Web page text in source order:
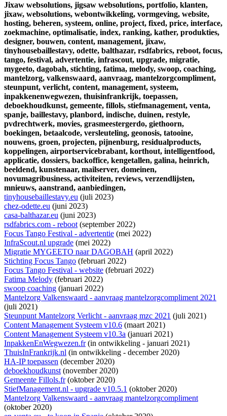
Jixaw websolutions, jigsaw websolutions, portfolio, klanten,
jixaw, websolutions, webontwikkeling, vormgeving, website,
hosting, beheren, systeem, online, project, fixed, price, interface,
zoekmachine, optimalisatie, index, ranking, kather, produkties,
designer, bouwen, content, management, jixaw,
tinyhousebaillestavy, odette, balthazar, rsdfabrics, reboot, focus,
tango, festival, advertentie, infrascout, upgrade, migratie,
mygeeto, dagobah, stichting, fatima, melody, swoop, coaching,
mantelzorg, valkenswaard, aanvraag, mantelzorgcompliment,
steunpunt, verlicht, content, management, systeem,
inpakkenenwegwezen, thuisinfrankrijk, toepassen,
deboekhoudkunst, gemeente, fillols, stiefmanagement, venta,
spanje, baillestavy, planbord, indische, duinen, restyle,
pvdrechtwerk, movies, grasmeestergerdo, giethoorn,
boekingen, betaalcode, versleuteling, geonosis, tatooine,
nouwens, groen, projecten, pijnenburg, residualproducts,
koppelingen, airportservicebrabant, korthout, intelligentfood,
applicatie, dossiers, backoffice, kengetallen, galina, heinrich,
beeldend, kunstenaar, mailserver, domeinen,
novumagribusiness, activiteiten, reviews, verzendlijsten,
mnieuws, aanstrand, aanbiedingen,
tinyhousebaillestavy.eu (juli 2023)
chez-odette.eu (juni 2023)
casa-balthazar.eu (juni 2023)
rsdfabrics.com - reboot(september 2022)
Focus Tango Festival - advertentie (mei 2022)
InfraScout.nl upgrade (mei 2022)
Migratie MYGEETO naar DAGOBAH (april 2022)
Stichting Focus Tango (februari 2022)
Focus Tango Festival - website (februari 2022)
Fatima Melody (februari 2022)
swoop coaching (januari 2022)
Mantelzorg Valkenswaard - aanvraag mantelzorgcompliment 2021
(juli 2021)
Steunpunt Mantelzorg Verlicht - aanvraag mzc 2021 (juli 2021)
Content Management Systeem v10.6 (maart 2021)
Content Management Systeem v10.3a (januari 2021)
InpakkenEnWegwezen.fr(in ontwikkeling - januari 2021)
ThuisInFrankrijk.nl (in ontwikkeling - december 2020)
HA-IP toepassen (december 2020)
deboekhoudkunst(november 2020)
Gemeente Fillols.fr(oktober 2020)
StiefManagement.nl - upgrade v10.5.1 (oktober 2020)
Mantelzorg Valkenswaard - aanvraag mantelzorgcompliment
(oktober 2020)